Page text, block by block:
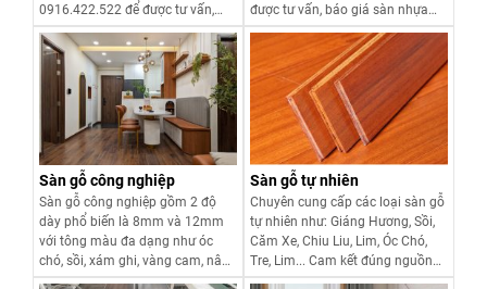
0916.422.522 để được tư vấn,
báo giá sàn nhựa ngoài trời giá
rẻ hoặc nhập khẩu cao cấp.
Xem chi tiết
được tư vấn, báo giá sàn nhựa
vân đá giá rẻ chi tiết.
Xem chi tiết
Sàn gỗ công nghiệp
Sàn gỗ công nghiệp gồm 2 độ
dày phổ biến là 8mm và 12mm
với tông màu đa dạng như óc
chó, sồi, xám ghi, vàng cam, nâu
đỏ, trắng kem, vàng sồi... chắc
Sàn gỗ tự nhiên
Chuyên cung cấp các loại sàn gỗ
tự nhiên như: Giáng Hương, Sồi,
Căm Xe, Chiu Liu, Lim, Óc Chó,
Tre, Lim... Cam kết đúng nguồn
gốc, chất lượng và giá tốt nhất.